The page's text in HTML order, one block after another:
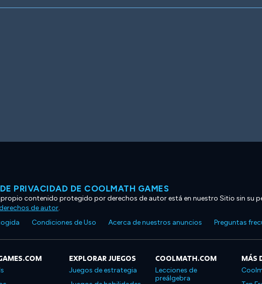
PRIVACIDAD DE COOLMATH GAMES
propio contenido protegido por derechos de autor está en nuestro Sitio sin su
de autor.
Condiciones de Uso Acerca de nuestros anuncios Preguntas
EXPLORAR JUEGOS
Juegos de estrategia
COOLMATH.COM
Lecciones de
preálgebra
MÁS